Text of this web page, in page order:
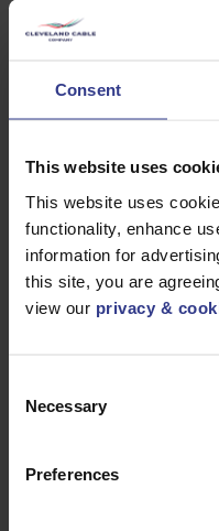
Consent
This website uses
This website uses
functionality, enhance
information for
this site, you are
view our privacy &
Selection
Necessary
Preferences
Produkte
Bitte wählen Sie unten
Schaltfläche „Zum
3183AG1/5YW
3183AG1/5BU